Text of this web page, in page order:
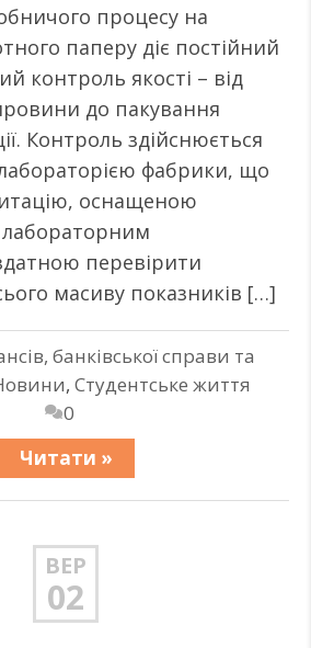
процесу на
паперу діє постійний
контроль якості – від
до пакування
Контроль здійснюється
фабрики, що
оснащеною
перевірити
масиву показників […]
банківської справи та
, Студентське життя
0
Читати »
ВЕР
02